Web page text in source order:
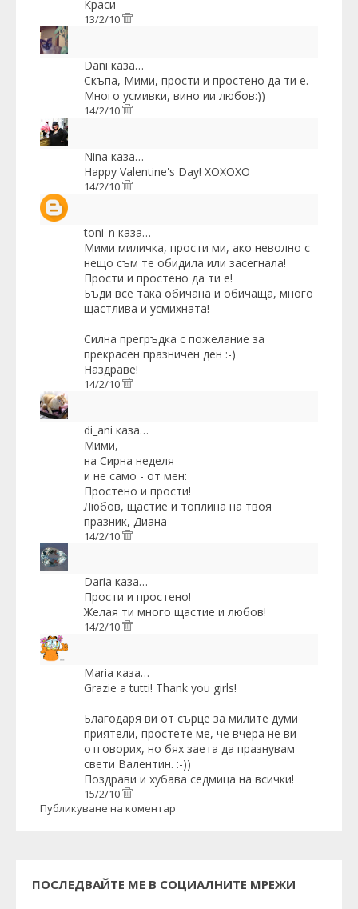
Краси
13/2/10
Dani каза…
Скъпа, Мими, прости и простено да ти е.
Много усмивки, вино ии любов:))
14/2/10
Nina каза…
Happy Valentine's Day! XOXOXO
14/2/10
toni_n каза…
Мими миличка, прости ми, ако неволно с
нещо съм те обидила или засегнала!
Прости и простено да ти е!
Бъди все така обичана и обичаща, много
щастлива и усмихната!
Силна прегръдка с пожелание за
прекрасен празничен ден :-)
Наздраве!
14/2/10
di_ani каза…
Мими,
на Сирна неделя
и не само - от мен:
Простено и прости!
Любов, щастие и топлина на твоя
празник, Диана
14/2/10
Daria каза…
Прости и простено!
Желая ти много щастие и любов!
14/2/10
Maria каза…
Grazie a tutti! Thank you girls!
Благодаря ви от сърце за милите думи
приятели, простете ме, че вчера не ви
отговорих, но бях заета да празнувам
свети Валентин. :-))
Поздрави и хубава седмица на всички!
15/2/10
Публикуване на коментар
ПОСЛЕДВАЙТЕ МЕ В СОЦИАЛНИТЕ МРЕЖИ